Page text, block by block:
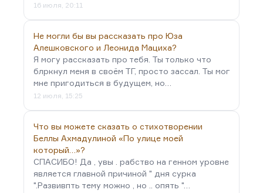
16 июля, 20:11
Не могли бы вы рассказать про Юза
Алешковского и Леонида Мациха?
Я могу рассказать про тебя. Ты только что
блркнул меня в своём ТГ, просто зассал. Ты мог
мне пригодиться в будущем, но…
12 июля, 15:25
Что вы можете сказать о стихотворении
Беллы Ахмадулиной «По улице моей
который…»?
СПАСИБО! Да , увы . рабство на генном уровне
является главной причиной " дня сурка
".Развивпть тему можно , но .. опять "…